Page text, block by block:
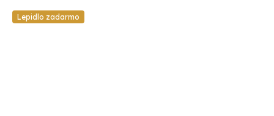
Lepidlo zadarmo